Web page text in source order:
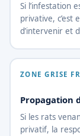
Si l’infestation
privative, c’est
d’intervenir et
ZONE GRISE
Propagation
Si les rats
privatif, la